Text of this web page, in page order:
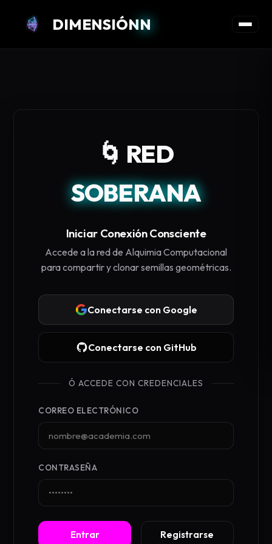
DIMENSIÓNN
🌀 RED
SOBERANA
Iniciar Conexión Consciente
Accede a la red de Alquimia Computacional
para compartir y clonar semillas geométricas.
Conectarse con Google
Conectarse con GitHub
Ó ACCEDE CON CREDENCIALES
CORREO ELECTRÓNICO
CONTRASEÑA
Entrar Registrarse